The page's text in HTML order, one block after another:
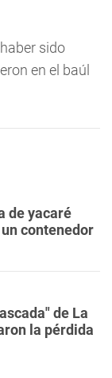
sido
en el baúl
de yacaré
contenedor
de La
la pérdida